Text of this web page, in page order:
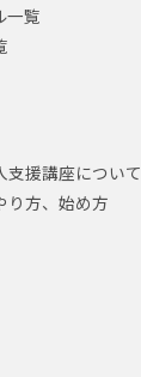
一覧
支援講座について
り方、始め方